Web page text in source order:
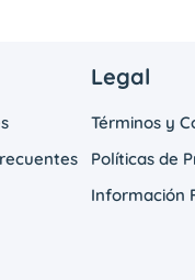
Legal
Términos y
Políticas de
Información